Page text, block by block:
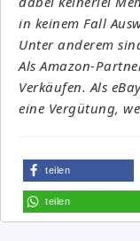
in keinem Fall
Unter anderem
Als Amazon-
Verkäufen. Als
eine Vergütung,
teilen
teilen